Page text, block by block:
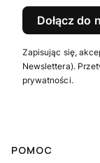
Dołącz do
Zapisując się,
Newslettera).
prywatności.
Linki w
POMOC